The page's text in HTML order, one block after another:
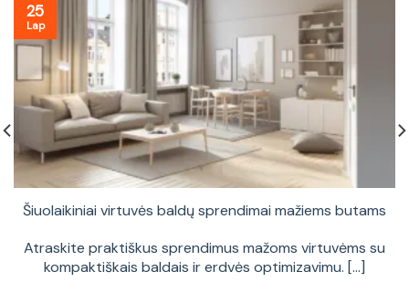
Šiuolaikiniai virtuvės baldų sprendimai mažiems butams
Atraskite praktiškus sprendimus mažoms virtuvėms su
kompaktiškais baldais ir erdvės optimizavimu. [...]
25
Lap